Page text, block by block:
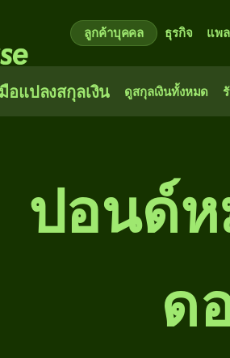
ลูกค้าบุคคล ธุรกิจ แพ
อแปลงสกุลเงิน ดูสกุลเงินทั้งหมด
ปอนด์ห
ด